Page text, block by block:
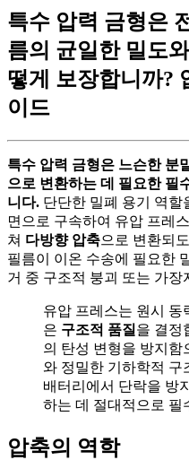
특수 압력 금형은
름의 균일한 밀도
떻게 보장합니까?
이드
특수 압력 금형은 느슨한 분
으로 변환하는 데 필요한 필
니다. 단단한 밀폐 용기 역할
면으로 구속하여 유압 프레
쳐 다방향 압축으로 변환되
필름이 이온 수송에 필요한
거 중 구조적 붕괴 또는 가장
유압 프레스는 원시 동
은 구조적 품질 을 결정
의 탄성 변형을 방지함
와 정밀한 기하학적 구
배터리에서 단락을 방
하는 데 절대적으로 필
압축의 역학